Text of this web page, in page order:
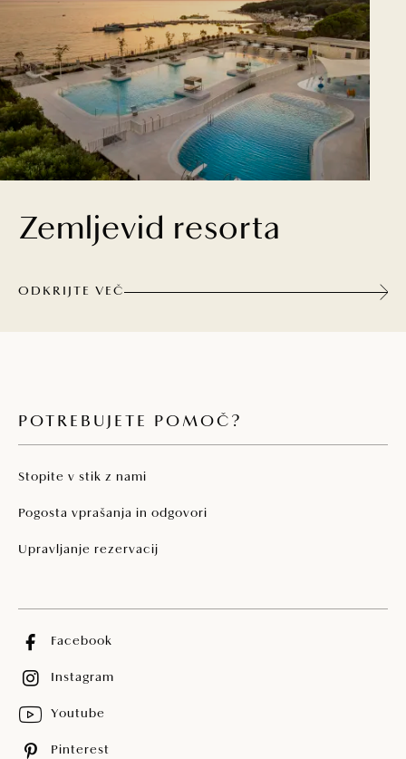
Zemljevid resorta
ODKRIJTE VEČ
POTREBUJETE POMOČ?
Stopite v stik z nami
Pogosta vprašanja in odgovori
Upravljanje rezervacij
Facebook
Instagram
Youtube
Pinterest